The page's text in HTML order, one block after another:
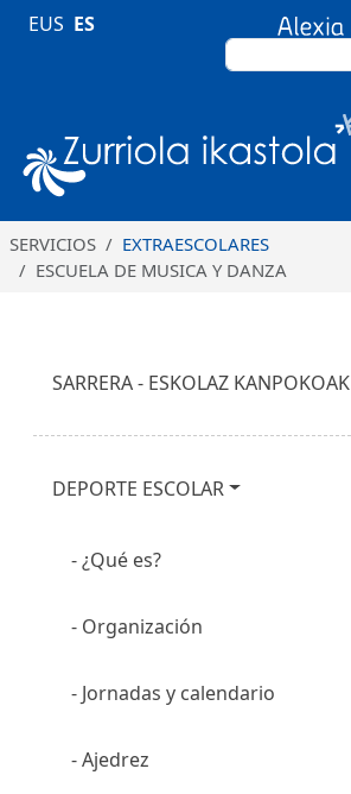
Pasar al contenido principal
BUSCAR
EUS ES
SERVICIOS
EXTRAESCOLARES
ESCUELA DE MUSICA Y DANZA
SARRERA - ESKOLAZ KANPOKOAK
DEPORTE ESCOLAR
¿Qué es?
Organización
Jornadas y calendario
Ajedrez